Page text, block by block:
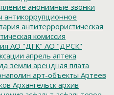
анонимные звонки
антикоррупционное
антитеррористическая
комиссия
АО "ДГК" АО "ДРСК"
апрель аптека
земли арендная плата
арт-объекты Артеев
Архангельск архив